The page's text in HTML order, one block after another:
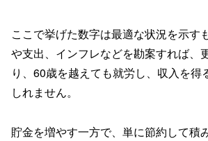
ここで挙げた数字は最適な状況を示す
や支出、インフレなどを勘案すれば、
り、60歳を越えても就労し、収入を得
しれません。
貯金を増やす一方で、単に節約して積